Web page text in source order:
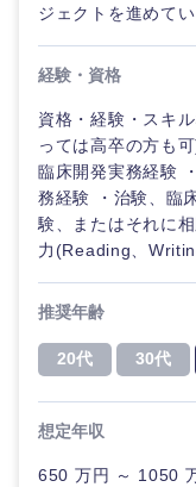
ジェクトを進めて
経験・資格
資格・経験・スキ
っては高卒の方も
臨床開発実務経験
務経験 ・治験、臨
験、またはそれに
力(Reading、
推奨年齢
20代 30代
想定年収
650 万円 ～ 1050